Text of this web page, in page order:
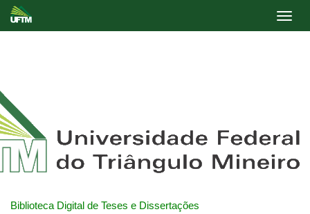
Biblioteca Digital de Teses e Dissertações